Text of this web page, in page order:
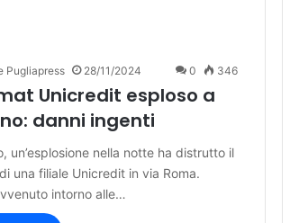
Pugliapress 28/11/2024 0 346
Unicredit esploso a
danni ingenti
un’esplosione nella notte ha distrutto il
una filiale Unicredit in via Roma.
intorno alle…